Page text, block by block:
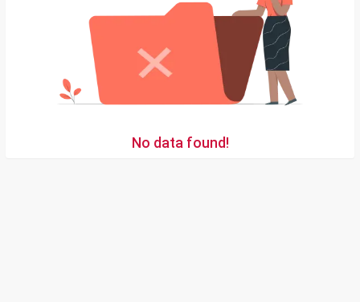
No data found!